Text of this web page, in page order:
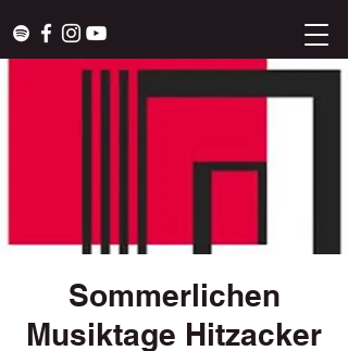
Sommerlichen
Musiktage Hitzacker